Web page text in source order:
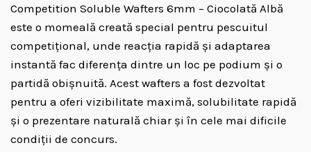
Competition Soluble Wafters 6mm – Ciocolată Albă
este o momeală creată special pentru pescuitul
competițional, unde reacția rapidă și adaptarea
instantă fac diferența dintre un loc pe podium și o
partidă obișnuită. Acest wafters a fost dezvoltat
pentru a oferi vizibilitate maximă, solubilitate rapidă
și o prezentare naturală chiar și în cele mai dificile
condiții de concurs.